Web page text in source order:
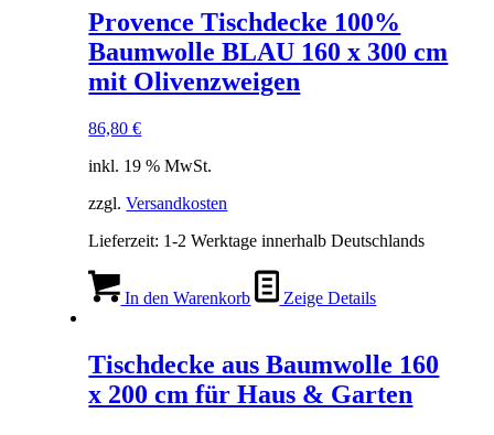
Provence Tischdecke 100%
Baumwolle BLAU 160 x 300 cm
mit Olivenzweigen
86,80€
inkl. 19 % MwSt.
zzgl.Versandkosten
Lieferzeit: 1-2 Werktage innerhalb Deutschlands
In den Warenkorb Zeige Details
Tischdecke aus Baumwolle 160
x 200 cm für Haus & Garten